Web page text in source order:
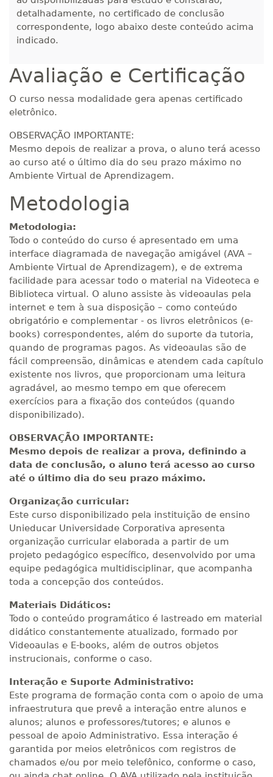
300 H 38dias 120dias
Matricular
Matricular
340 H 120dias
R$ 1.685,33
360 H 45dias 120 dias
R$ 1.784,48
Matricular
380 H 48 dias 150
400 H 50 dias
R$ 1.982,74
Matricular
420 H 53dias 150dias
R$ 2.082,12
Matricular
440 H 55dias 150dias
R$ 2.240,16
Matricular
detalhadamente, no certificado de conclusão
correspondente, logo abaixo deste conteúdo acima
indicado.
Avaliação e Certificação
O curso nessa modalidade gera apenas certificado
eletrônico.
OBSERVAÇÃO IMPORTANTE:
Mesmo depois de realizar a prova, o aluno terá acesso
ao curso até o último dia do seu prazo máximo no
Ambiente Virtual de Aprendizagem.
Metodologia
Metodologia:
Todo o conteúdo do curso é apresentado em uma
interface diagramada de navegação amigável (AVA –
Ambiente Virtual de Aprendizagem), e de extrema
facilidade para acessar todo o material na Videoteca e
Biblioteca virtual. O aluno assiste às videoaulas pela
internet e tem à sua disposição – como conteúdo
obrigatório e complementar - os livros eletrônicos (e-
books) correspondentes, além do suporte da tutoria,
quando de programas pagos. As videoaulas são de
fácil compreensão, dinâmicas e atendem cada capítulo
existente nos livros, que proporcionam uma leitura
agradável, ao mesmo tempo em que oferecem
exercícios para a fixação dos conteúdos (quando
disponibilizado).
OBSERVAÇÃO IMPORTANTE:
Mesmo depois de realizar a prova, definindo a
data de conclusão, o aluno terá acesso ao curso
até o último dia do seu prazo máximo.
Organização curricular:
Este curso disponibilizado pela instituição de ensino
Unieducar Universidade Corporativa apresenta
organização curricular elaborada a partir de um
projeto pedagógico específico, desenvolvido por uma
equipe pedagógica multidisciplinar, que acompanha
toda a concepção dos conteúdos.
Materiais Didáticos:
Todo o conteúdo programático é lastreado em material
didático constantemente atualizado, formado por
Videoaulas e E-books, além de outros objetos
instrucionais, conforme o caso.
Interação e Suporte Administrativo:
Este programa de formação conta com o apoio de uma
infraestrutura que prevê a interação entre alunos e
alunos; alunos e professores/tutores; e alunos e
pessoal de apoio Administrativo. Essa interação é
garantida por meios eletrônicos com registros de
chamados e/ou por meio telefônico, conforme o caso,